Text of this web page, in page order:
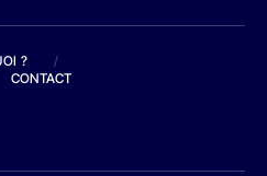
?
/
CONTACT